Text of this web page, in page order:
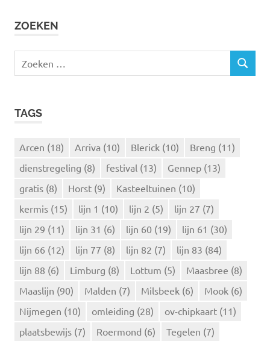
ZOEKEN
e
Z
TAGS
Arcen (18) Arriva (10) Blerick (10) Breng (11)
dienstregeling (8) festival (13) Gennep (13)
gratis (8) Horst (9) Kasteeltuinen (10)
kermis (15) lijn 1 (10) lijn 2 (5) lijn 27 (7)
lijn 29 (11) lijn 31 (6) lijn 60 (19) lijn 61 (30)
lijn 66 (12) lijn 77 (8) lijn 82 (7) lijn 83 (84)
lijn 88 (6) Limburg (8) Lottum (5) Maasbree (8)
Maaslijn (90) Malden (7) Milsbeek (6) Mook (6)
Nijmegen (10) omleiding (28) ov-chipkaart (11)
plaatsbewijs (7) Roermond (6) Tegelen (7)